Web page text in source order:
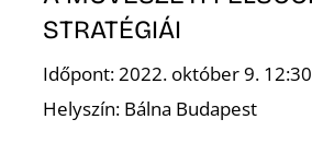
STRATÉGIÁI
Időpont: 2022. október 9. 12:30
Helyszín: Bálna Budapest